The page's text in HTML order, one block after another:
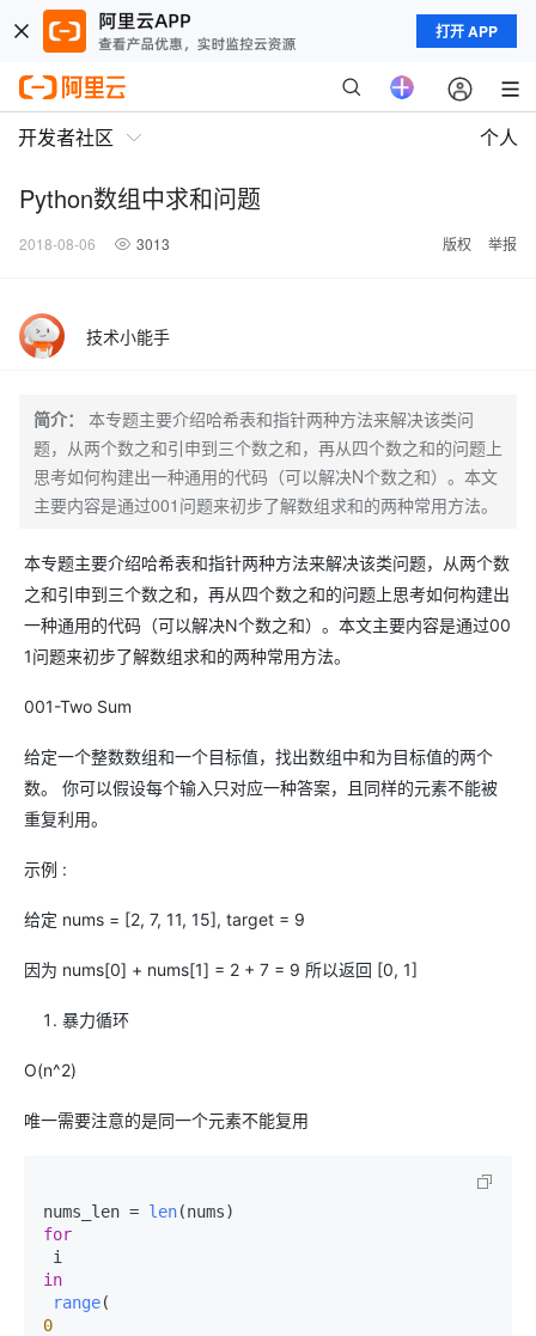
打开 APP
开发者社区 个人
Python数组中求和问题
2018-08-06 3013 版权 举报
技术小能手
简介：
本专题主要介绍哈希表和指针两种方法来解决该类问
题，从两个数之和引申到三个数之和，再从四个数之和的问题上
思考如何构建出一种通用的代码（可以解决N个数之和）。本文
主要内容是通过001问题来初步了解数组求和的两种常用方法。
本专题主要介绍哈希表和指针两种方法来解决该类问题，从两个数
之和引申到三个数之和，再从四个数之和的问题上思考如何构建出
一种通用的代码（可以解决N个数之和）。本文主要内容是通过00
1问题来初步了解数组求和的两种常用方法。
001-Two Sum
给定一个整数数组和一个目标值，找出数组中和为目标值的两个
数。 你可以假设每个输入只对应一种答案，且同样的元素不能被
重复利用。
示例 :
给定 nums = [2, 7, 11, 15], target = 9
因为 nums[0] + nums[1] = 2 + 7 = 9 所以返回 [0, 1]
暴力循环
O(n^2)
唯一需要注意的是同一个元素不能复用
nums_len = len
for
in
range
0